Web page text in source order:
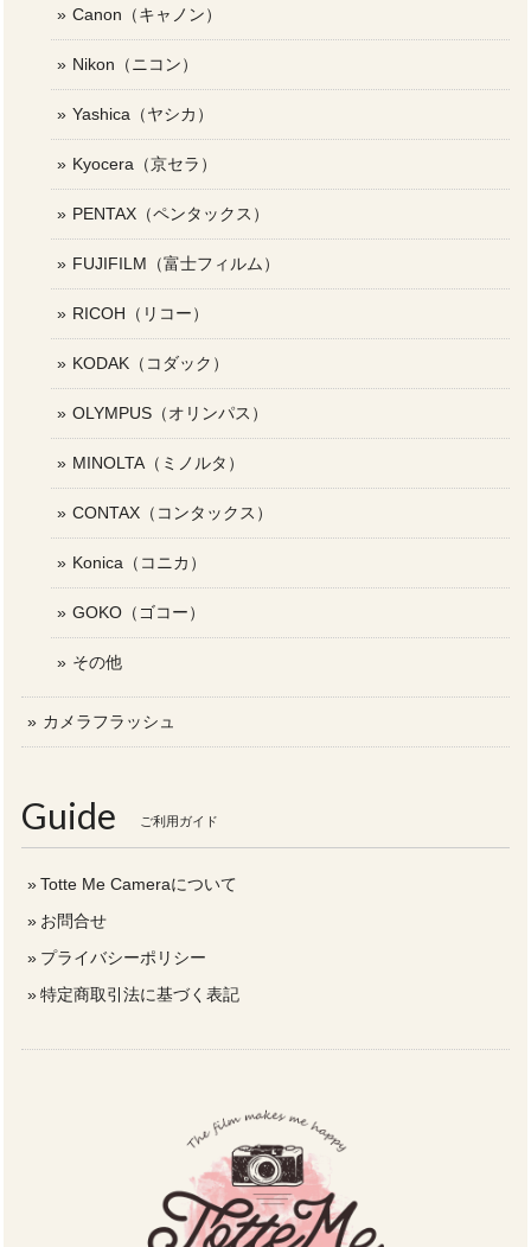
Canon（キャノン）
Nikon（ニコン）
Yashica（ヤシカ）
Kyocera（京セラ）
PENTAX（ペンタックス）
FUJIFILM（富士フィルム）
RICOH（リコー）
KODAK（コダック）
OLYMPUS（オリンパス）
MINOLTA（ミノルタ）
CONTAX（コンタックス）
Konica（コニカ）
GOKO（ゴコー）
その他
カメラフラッシュ
Guide ご利用ガイド
Totte Me Cameraについて
お問合せ
プライバシーポリシー
特定商取引法に基づく表記